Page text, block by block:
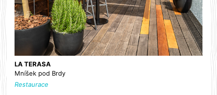
LA TERASA
Mníšek pod Brdy
Restaurace